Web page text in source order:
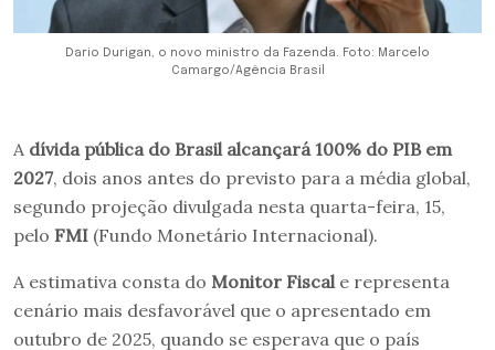
Dario Durigan, o novo ministro da Fazenda. Foto: Marcelo
Camargo/Agência Brasil
A dívida pública do Brasil alcançará 100% do PIB em
2027, dois anos antes do previsto para a média global,
segundo projeção divulgada nesta quarta-feira, 15,
pelo FMI (Fundo Monetário Internacional).
A estimativa consta do Monitor Fiscal e representa
cenário mais desfavorável que o apresentado em
outubro de 2025, quando se esperava que o país